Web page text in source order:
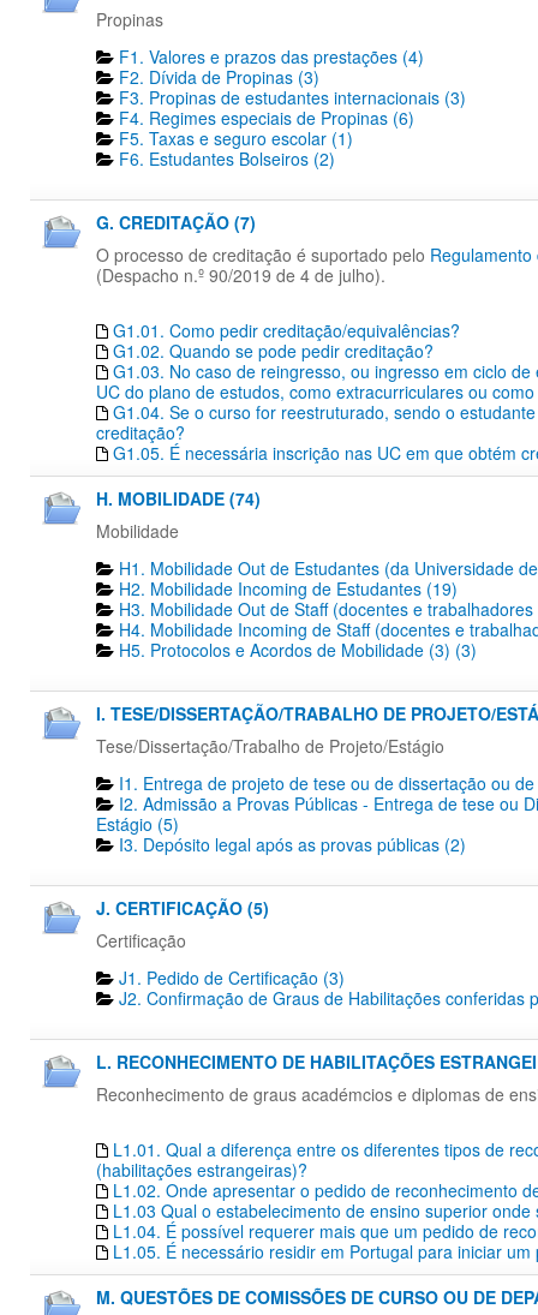
Propinas
F1. Valores e prazos das prestações (4)
F2. Dívida de Propinas (3)
F3. Propinas de estudantes internacionais (3)
F4. Regimes especiais de Propinas (6)
F5. Taxas e seguro escolar (1)
F6. Estudantes Bolseiros (2)
G. CREDITAÇÃO (7)
O processo de creditação é suportado pelo
(Despacho n.º 90/2019 de 4 de julho).
G1.01. Como pedir creditação/equivalências?
G1.02. Quando se pode pedir creditação?
G1.03. No caso de reingresso, ou ingresso em ciclo
UC do plano de estudos, como extracurriculares ou
G1.04. Se o curso for reestruturado, sendo o
creditação?
G1.05. É necessária inscrição nas UC em que obtém
H. MOBILIDADE (74)
Mobilidade
H1. Mobilidade Out de Estudantes (da Universidade
H2. Mobilidade Incoming de Estudantes (19)
H3. Mobilidade Out de Staff (docentes e
H4. Mobilidade Incoming de Staff (docentes e
H5. Protocolos e Acordos de Mobilidade (3) (3)
I. TESE/DISSERTAÇÃO/TRABALHO DE PROJETO/
Tese/Dissertação/Trabalho de Projeto/Estágio
I1. Entrega de projeto de tese ou de dissertação ou
I2. Admissão a Provas Públicas - Entrega de tese ou
Estágio (5)
I3. Depósito legal após as provas públicas (2)
J. CERTIFICAÇÃO (5)
Certificação
J1. Pedido de Certificação​ (3)
J2. Confirmação de Graus de Habilitações conferidas
L. RECONHECIMENTO DE HABILITAÇÕES
Reconhecimento de graus académcios e diplomas de
L1.01. Qual a diferença entre os diferentes tipos de
(habilitações estrangeiras)?
L1.02. Onde apresentar o pedido de reconhecimento
L1.03 Qual o estabelecimento de ensino superior
L1.04. É possível requerer mais que um pedido de
L1.05. É necessário residir em Portugal para iniciar
M. QUESTÕES DE COMISSÕES DE CURSO OU DE